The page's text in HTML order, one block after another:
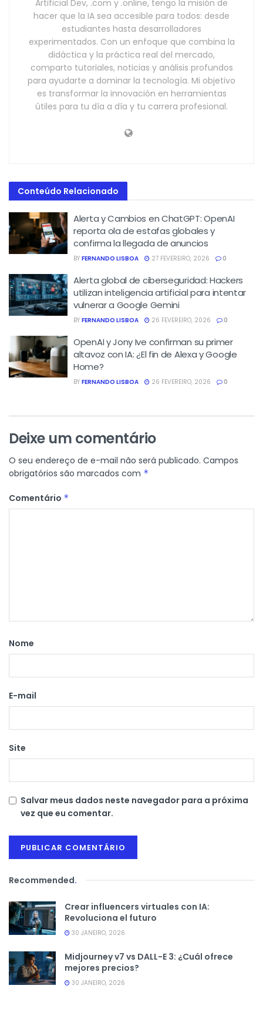
Artificial Dev, .com y .online, tengo la misión de
hacer que la IA sea accesible para todos: desde
estudiantes hasta desarrolladores
experimentados. Con un enfoque que combina la
didáctica y la práctica real del mercado,
comparto tutoriales, noticias y análisis profundos
para ayudarte a dominar la tecnología. Mi objetivo
es transformar la innovación en herramientas
útiles para tu día a día y tu carrera profesional.
Conteúdo Relacionado
Alerta y Cambios en ChatGPT: OpenAI
reporta ola de estafas globales y
confirma la llegada de anuncios
BY FERNANDO LISBOA 27 FEVEREIRO, 2026 0
Alerta global de ciberseguridad: Hackers
utilizan inteligencia artificial para intentar
vulnerar a Google Gemini
BY FERNANDO LISBOA 26 FEVEREIRO, 2026 0
OpenAI y Jony Ive confirman su primer
altavoz con IA: ¿El fin de Alexa y Google
Home?
BY FERNANDO LISBOA 26 FEVEREIRO, 2026 0
Deixe um comentário
O seu endereço de e-mail não será publicado. Campos
obrigatórios são marcados com *
Comentário *
Nome
E-mail
Site
Salvar meus dados neste navegador para a próxima
vez que eu comentar.
Recommended.
Crear influencers virtuales con IA:
Revoluciona el futuro
30 JANEIRO, 2026
Midjourney v7 vs DALL-E 3: ¿Cuál ofrece
mejores precios?
30 JANEIRO, 2026